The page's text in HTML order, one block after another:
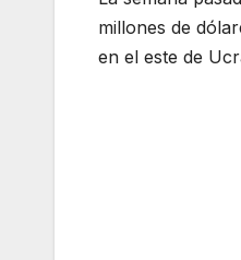
millones de
en el este de